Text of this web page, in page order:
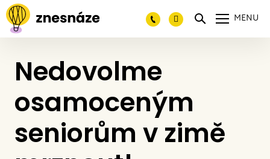
MENU
Nedovolme
osamoceným
seniorům v zimě